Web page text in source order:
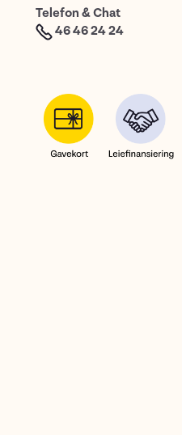
Telefon & Chat
46 46 24 24